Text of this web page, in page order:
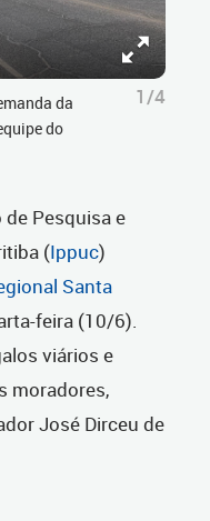
da
do
1/4
Pesquisa e
(Ippuc)
Santa
feira (10/6).
viários e
moradores,
José Dirceu de